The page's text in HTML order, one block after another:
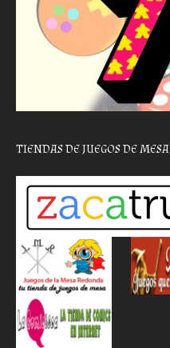
TIENDAS DE JUEGOS DE MESA